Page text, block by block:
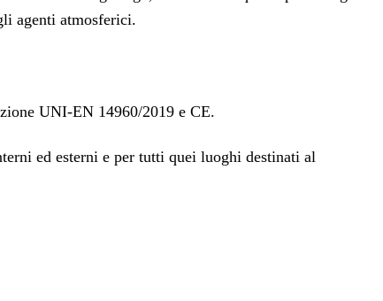
agenti atmosferici.
UNI-EN 14960/2019 e CE.
ed esterni e per tutti quei luoghi destinati al